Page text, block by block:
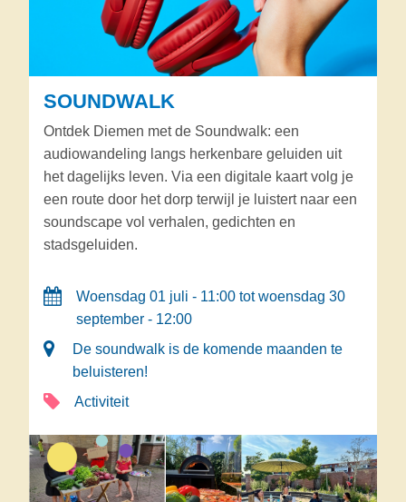
SOUNDWALK
Ontdek Diemen met de Soundwalk: een
audiowandeling langs herkenbare geluiden uit
het dagelijks leven. Via een digitale kaart volg je
een route door het dorp terwijl je luistert naar een
soundscape vol verhalen, gedichten en
stadsgeluiden.
Woensdag 01 juli - 11:00 tot woensdag 30
september - 12:00
De soundwalk is de komende maanden te
beluisteren!
Activiteit